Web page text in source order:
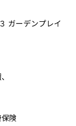
ガーデンプレイ
険